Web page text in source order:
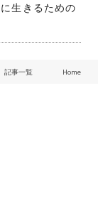
生きるための
記事一覧 Home